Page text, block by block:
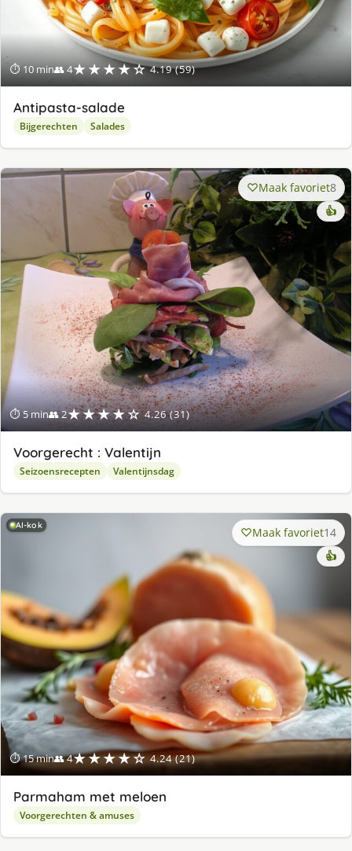
⏱ 10 min👥 4★★★★☆ 4.19 (59)
Antipasta-salade
Bijgerechten Salades
⏱ 5 min👥 2★★★★☆ 4.26 (31)
Maak favoriet8
👍
Voorgerecht : Valentijn
Seizoensrecepten Valentijnsdag
AI-kok
⏱ 15 min👥 4★★★★☆ 4.24 (21)
Maak favoriet14
👍
Parmaham met meloen
Voorgerechten & amuses